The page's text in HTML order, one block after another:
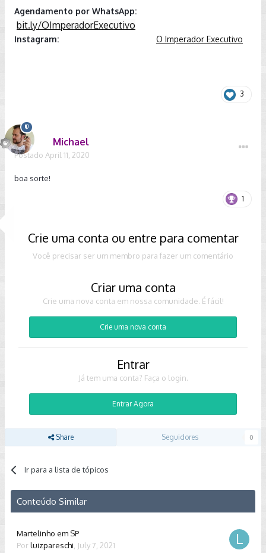
Agendamento por WhatsApp:
bit.ly/OImperadorExecutivo
Instagram: O Imperador Executivo
3
Michael
Postado April 11, 2020
boa sorte!
1
Crie uma conta ou entre para comentar
Você precisar ser um membro para fazer um comentário
Criar uma conta
Crie uma nova conta em nossa comunidade. É fácil!
Crie uma nova conta
Entrar
Já tem uma conta? Faça o login.
Entrar Agora
Share Seguidores 0
Ir para a lista de tópicos
Conteúdo Similar
Martelinho em SP
Por luizpareschi July 7, 2021